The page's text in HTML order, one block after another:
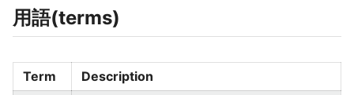
用語(terms)
Term Description